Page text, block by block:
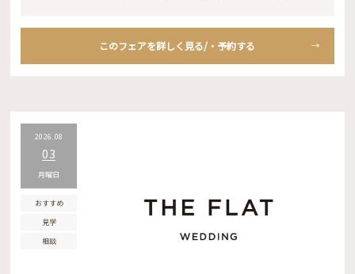
このフェアを詳しく見る/・予約する
2026.08
03
月曜日
おすすめ
見学
相談